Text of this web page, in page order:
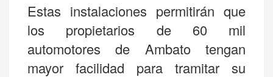
Estas instalaciones permitirán que
los propietarios de 60 mil
automotores de Ambato tengan
mayor facilidad para tramitar su